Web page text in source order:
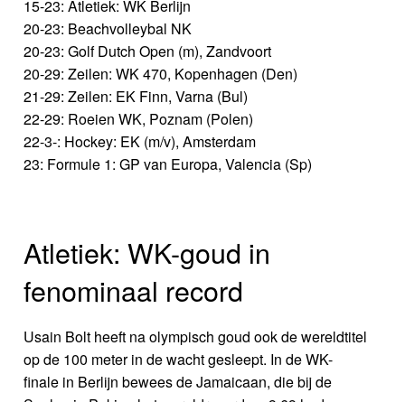
15-23: Atletiek: WK Berlijn
20-23: Beachvolleybal NK
20-23: Golf Dutch Open (m), Zandvoort
20-29: Zeilen: WK 470, Kopenhagen (Den)
21-29: Zeilen: EK Finn, Varna (Bul)
22-29: Roeien WK, Poznam (Polen)
22-3-: Hockey: EK (m/v), Amsterdam
23: Formule 1: GP van Europa, Valencia (Sp)
Atletiek: WK-goud in
fenominaal record
Usain Bolt heeft na olympisch goud ook de wereldtitel
op de 100 meter in de wacht gesleept. In de WK-
finale in Berlijn bewees de Jamaicaan, die bij de